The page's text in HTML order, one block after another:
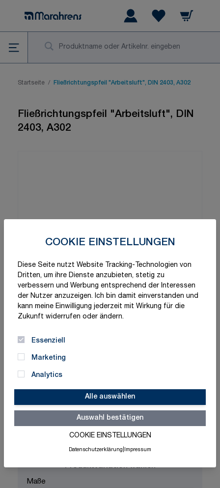
COOKIE EINSTELLUNGEN
Diese Seite nutzt Website Tracking-Technologien von
Dritten, um ihre Dienste anzubieten, stetig zu
verbessern und Werbung entsprechend der Interessen
der Nutzer anzuzeigen. Ich bin damit einverstanden und
kann meine Einwilligung jederzeit mit Wirkung für die
Zukunft widerrufen oder ändern.
Essenziell
Marketing
Analytics
Alle auswählen
Auswahl bestätigen
COOKIE EINSTELLUNGEN
Datenschutzerklärung Impressum
Warenkorb
Startseite / Fließrichtungspfeil "Arbeitsluft", DIN 2403, A302
Fließrichtungspfeil "Arbeitsluft", DIN
2403, A302
Schnelle Lieferung
Made in Germany
Produktvariation wählen
Maße